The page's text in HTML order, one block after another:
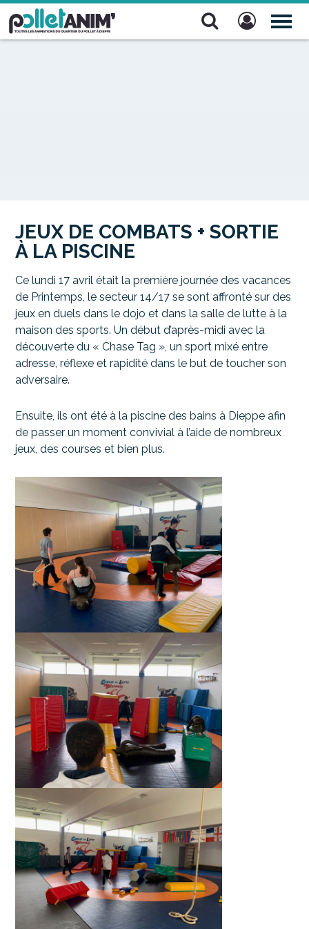
Pollet Anim'
JEUX DE COMBATS + SORTIE
À LA PISCINE
Ce lundi 17 avril était la première journée des vacances
de Printemps, le secteur 14/17 se sont affronté sur des
jeux en duels dans le dojo et dans la salle de lutte à la
maison des sports. Un début d’après-midi avec la
découverte du « Chase Tag », un sport mixé entre
adresse, réflexe et rapidité dans le but de toucher son
adversaire.
Ensuite, ils ont été à la piscine des bains à Dieppe afin
de passer un moment convivial à l’aide de nombreux
jeux, des courses et bien plus.